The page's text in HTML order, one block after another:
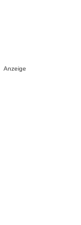
Anzeige